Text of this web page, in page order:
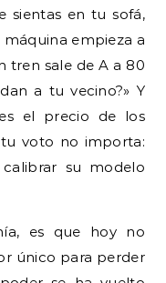
sientas en tu sofá,
empieza a
tren sale de A a 80
a tu vecino?» Y
el precio de los
voto no importa:
su modelo
es que hoy no
único para perder